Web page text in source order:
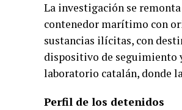
La investigación se
contenedor marítimo con
sustancias ilícitas, con
dispositivo de seguimiento
laboratorio catalán, donde
Perfil de los detenidos